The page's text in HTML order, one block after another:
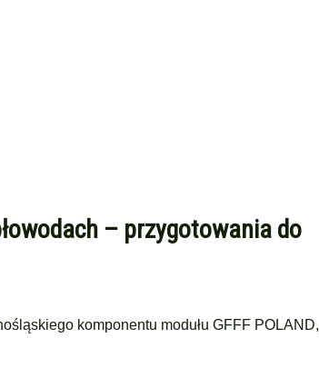
– przygotowania do
komponentu modułu GFFF POLAND,